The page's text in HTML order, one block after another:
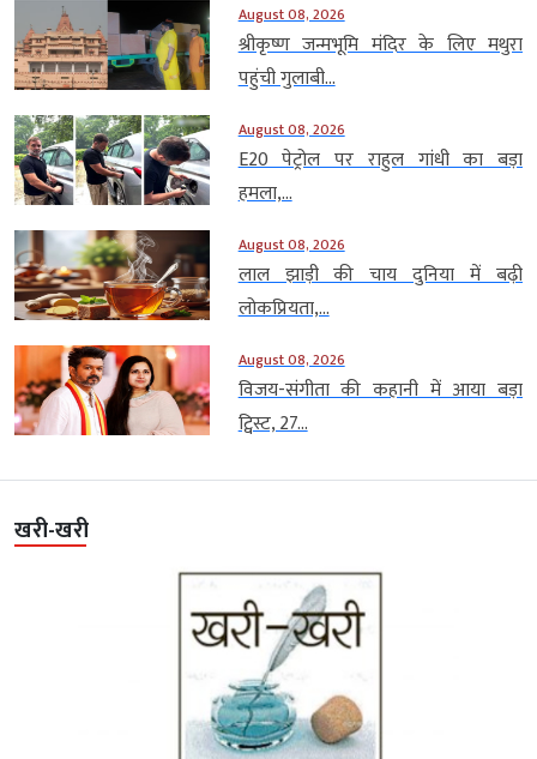
August 08, 2026
श्रीकृष्ण जन्मभूमि मंदिर के लिए मथुरा
पहुंची गुलाबी...
August 08, 2026
E20 पेट्रोल पर राहुल गांधी का बड़ा
हमला,...
August 08, 2026
लाल झाड़ी की चाय दुनिया में बढ़ी
लोकप्रियता,...
August 08, 2026
विजय-संगीता की कहानी में आया बड़ा
ट्विस्ट, 27...
खरी-खरी